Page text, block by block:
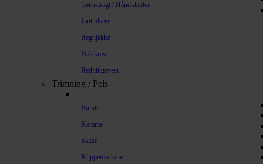
Tørredragt / Håndklæder
Jagtudstyr
Regnjakke
Halskrave
Redningsvest
Trimning / Pels
Børster
Kamme
Sakse
Klippemaskine